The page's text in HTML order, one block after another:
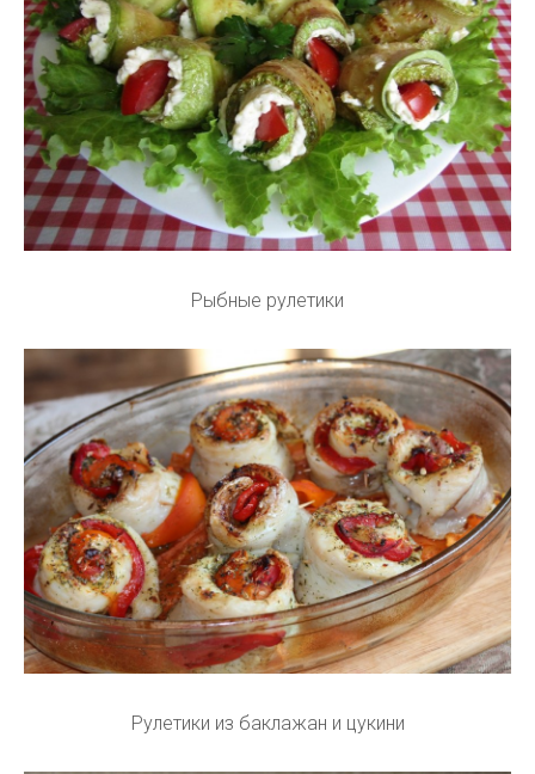
Рыбные рулетики
Рулетики из баклажан и цукини